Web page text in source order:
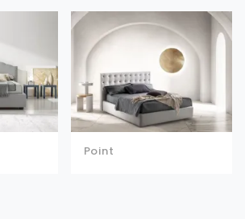
Point